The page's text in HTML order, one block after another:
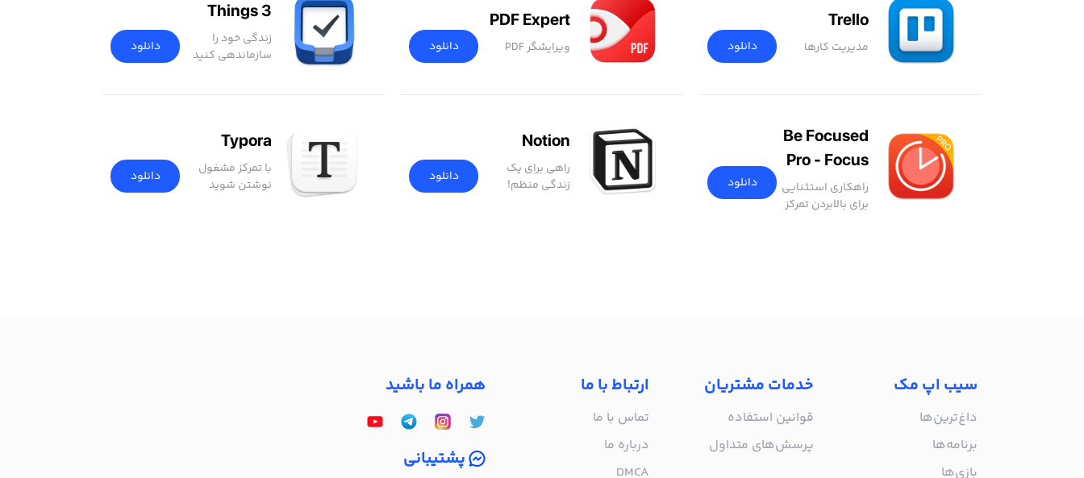
Trello
مدیریت کارها دانلود
PDF Expert
ویرایشگر PDF دانلود
Things 3
زندگی خود را
سازماندهی کنید
دانلود
Be Focused
Pro - Focus
Timer
راهکاری استثنایی
برای بالابردن تمرکز
دانلود
Notion
راهی برای یک
زندگی منظم!
دانلود
Typora
با تمرکز مشغول
نوشتن شوید
دانلود
سیب اپ مک
داغ‌ترین‌ها
برنامه‌ها
بازی‌ها
خدمات مشتریان
قوانین استفاده
پرسش‌های متداول
ارتباط با ما
تماس با ما
درباره‌ ما
DMCA
همراه ما باشید
پشتیبانی